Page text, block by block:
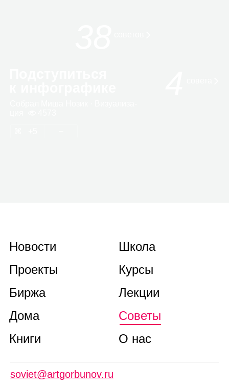
Новости
Проекты
Биржа
Дома
Книги
Школа
Курсы
Лекции
Советы
О нас
soviet@artgorbunov.ru